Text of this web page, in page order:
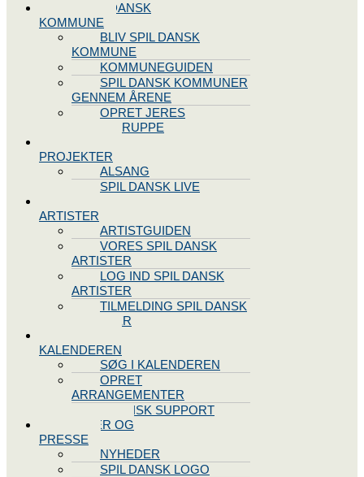
BLIV SPIL DANSK
KOMMUNE
BLIV SPIL DANSK
KOMMUNE
KOMMUNEGUIDEN
SPIL DANSK KOMMUNER
GENNEM ÅRENE
OPRET JERES
STYREGRUPPE
PROJEKTER
ALSANG
SPIL DANSK LIVE
ARTISTER
ARTISTGUIDEN
VORES SPIL DANSK
ARTISTER
LOG IND SPIL DANSK
ARTISTER
TILMELDING SPIL DANSK
ARTISTER
KALENDEREN
SØG I KALENDEREN
OPRET
ARRANGEMENTER
TEKNISK SUPPORT
NYHEDER OG
PRESSE
NYHEDER
SPIL DANSK LOGO